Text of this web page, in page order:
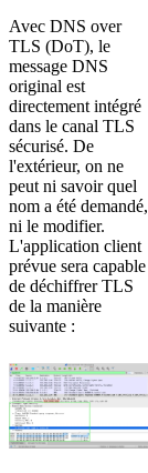
Avec DNS over
TLS (DoT), le
message DNS
original est
directement intégré
dans le canal TLS
sécurisé. De
l'extérieur, on ne
peut ni savoir quel
nom a été demandé,
ni le modifier.
L'application client
prévue sera capable
de déchiffrer TLS
de la manière
suivante :